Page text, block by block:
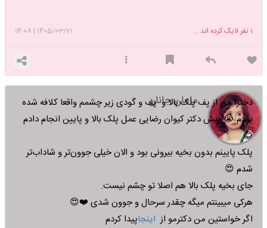
1405/03/21
|
14:08 1نفر لایک کرده اند ...
مامان جانان
دخترا من از پف پلک بالا و پف و گودی زیر چشمم واقعا کلافه شده
بودم 😭 پیش دکتر کیوان رضایی عمل پلک بالا و پایین انجام دادم
😊
پلک پایینم بدون بخیه بیرونی بود و الان خیلی جوون‌تر و شاداب‌تر
شدم 😍
جای بخیه پلک بالا هم اصلا تو چشم نیست.
هرکی میبینتم میگه چقدر سرحال و جوون شدی ❤️😍
اگر خواستین من دکترمو از
پیدا کردم